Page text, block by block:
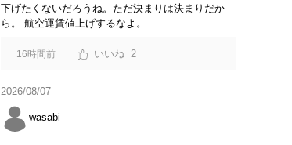
下げたくないだろうね。ただ決まりは決まりだか
ら。 航空運賃値上げするなよ。
16時間前 2
2026/08/07
wasabi